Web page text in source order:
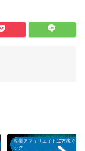
副業アフィリエイト10万稼ぐノ
ック